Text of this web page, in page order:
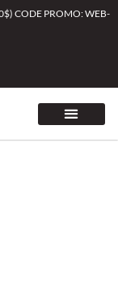
CODE PROMO: WEB-